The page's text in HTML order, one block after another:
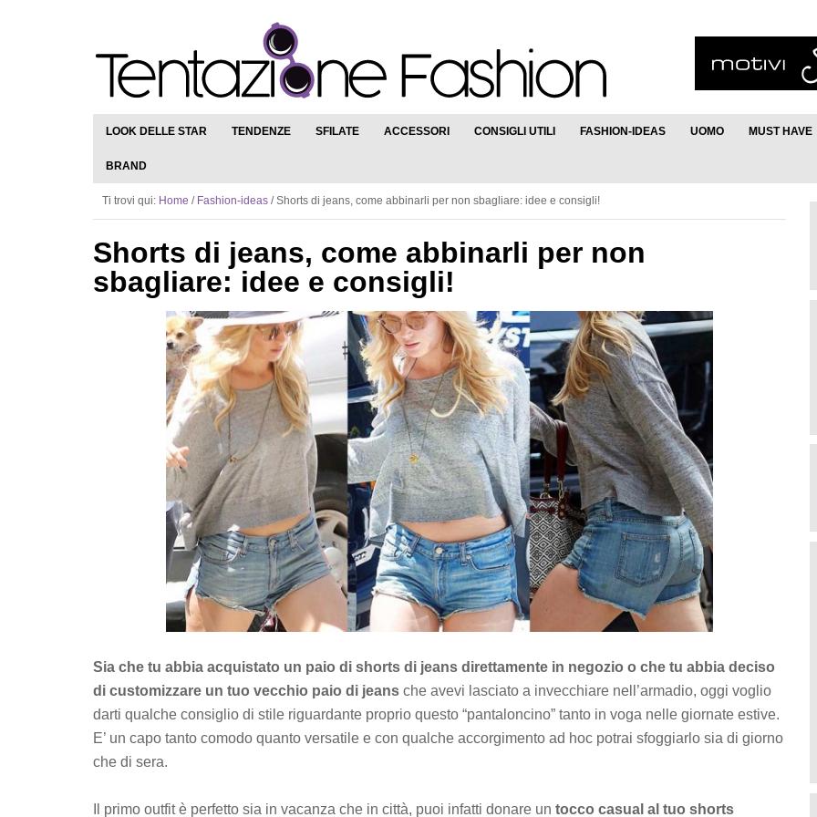
LOOK DELLE STAR TENDENZE SFILATE ACCESSORI CONSIGLI UTILI FASHION-IDEAS UOMO MUST HAVE
BRAND
Ti trovi qui: Home / Fashion-ideas /Shorts di jeans, come abbinarli per non sbagliare: idee e consigli!
Shorts di jeans, come abbinarli per non
sbagliare: idee e consigli!
Sia che tu abbia acquistato un paio di shorts di jeans direttamente in negozio o che tu abbia deciso
di customizzare un tuo vecchio paio di jeans che avevi lasciato a invecchiare nell’armadio, oggi voglio
darti qualche consiglio di stile riguardante proprio questo “pantaloncino” tanto in voga nelle giornate estive.
E’ un capo tanto comodo quanto versatile e con qualche accorgimento ad hoc potrai sfoggiarlo sia di giorno
che di sera.
Il primo outfit è perfetto sia in vacanza che in città, puoi infatti donare un tocco casual al tuo shorts